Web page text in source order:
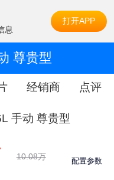
息
打开APP
尊贵型
经销商 点评
手动 尊贵型
10.08万 配置参数